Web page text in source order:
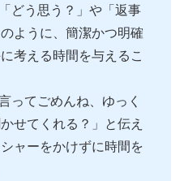
どう思う？」や「返事
ように、簡潔かつ明確
考える時間を与えるこ
ってごめんね、ゆっく
せてくれる？」と伝え
ャーをかけずに時間を